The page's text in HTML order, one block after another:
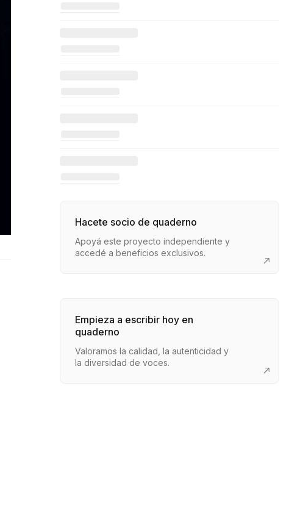
Hacete socio de quaderno
Apoyá este proyecto independiente y
accedé a beneficios exclusivos.
Empieza a escribir hoy en
quaderno
Valoramos la calidad, la autenticidad y
la diversidad de voces.